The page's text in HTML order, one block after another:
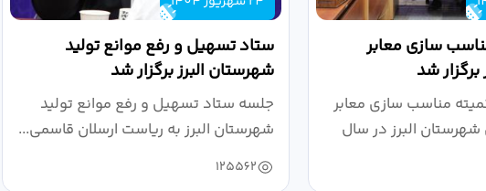
سازی معابر
شد
مناسب سازی معابر
البرز در سال
ستاد تسهیل و رفع موانع تولید
شهرستان البرز برگزار شد
جلسه ستاد تسهیل و رفع موانع تولید
شهرستان البرز به ریاست ارسلان قاسمی...
125562